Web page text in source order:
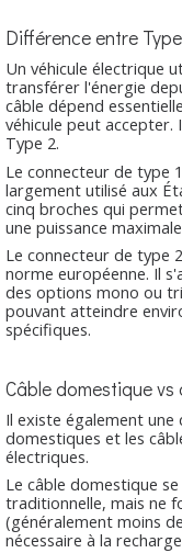
Différence entre
Un véhicule électrique
transférer l'énergie
câble dépend
véhicule peut accepter.
Type 2.
Le connecteur de type
largement utilisé aux
cinq broches qui
une puissance
Le connecteur de type
norme européenne. Il
des options mono ou
pouvant atteindre
spécifiques.
Câble domestique
Il existe également
domestiques et les
électriques.
Le câble domestique
traditionnelle, mais ne
(généralement moins
nécessaire à la